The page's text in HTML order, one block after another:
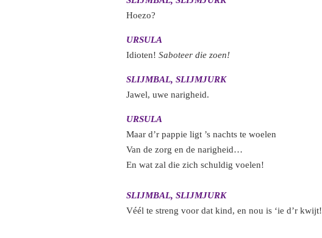
Hoezo?
URSULA
Idioten! Saboteer die zoen!
SLIJMBAL, SLIJMJURK
Jawel, uwe narigheid.
URSULA
Maar d’r pappie ligt ’s nachts te woelen
Van de zorg en de narigheid…
En wat zal die zich schuldig voelen!
SLIJMBAL, SLIJMJURK
Véél te streng voor dat kind, en nou is ‘ie d’r kwijt!